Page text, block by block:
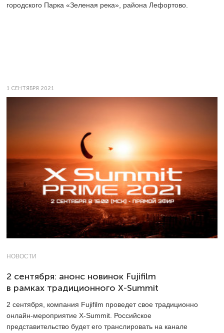
городского Парка «Зеленая река», района Лефортово.
1 СЕНТЯБРЯ 2021
НОВОСТИ
2 сентября: анонс новинок Fujifilm
в рамках традиционного X-Summit
2 сентября, компания Fujifilm проведет свое традиционно
онлайн-мероприятие X-Summit. Российское
представительство будет его транслировать на канале